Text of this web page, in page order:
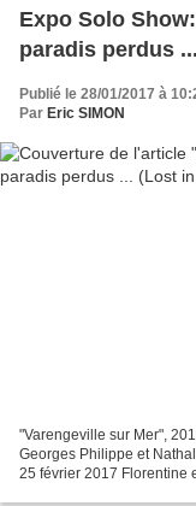
Expo Solo
paradis perdus
Publié le 28/01/2017 à
Par Eric SIMON
"Varengeville sur Mer", 2016 de LAMARCHE-OVIZE -
Georges Philippe et
25 février 2017 Florentine